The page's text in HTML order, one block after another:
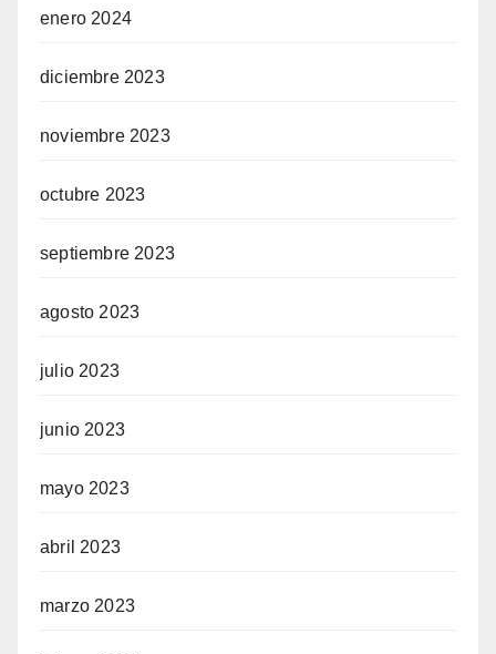
enero 2024
diciembre 2023
noviembre 2023
octubre 2023
septiembre 2023
agosto 2023
julio 2023
junio 2023
mayo 2023
abril 2023
marzo 2023